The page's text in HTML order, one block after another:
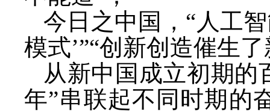
今日之中国， “人工
模式’”“创新创造催生
从新中国成立初期
年”串联起不同时期的